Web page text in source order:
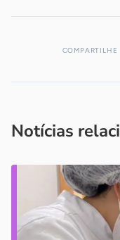
COMPARTILHE
Notícias